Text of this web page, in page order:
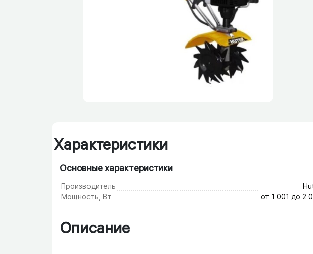
Характеристики
Основные характеристики
Производитель
Мощность, Вт
от 1 001 до 2
Описание